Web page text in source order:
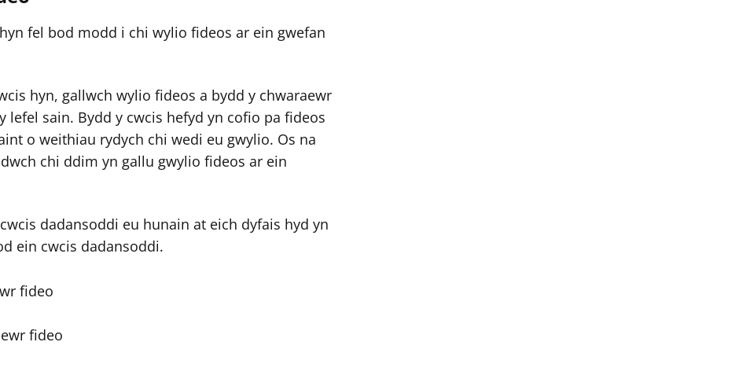
fel bod modd i chi wylio fideos ar ein gwefan
hyn, gallwch wylio fideos a bydd y chwaraewr
lefel sain. Bydd y cwcis hefyd yn cofio pa fideos
o weithiau rydych chi wedi eu gwylio. Os na
chi ddim yn gallu gwylio fideos ar ein
dadansoddi eu hunain at eich dyfais hyd yn
ein cwcis dadansoddi.
fideo
fideo